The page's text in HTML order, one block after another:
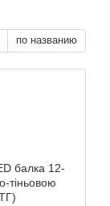
по названию